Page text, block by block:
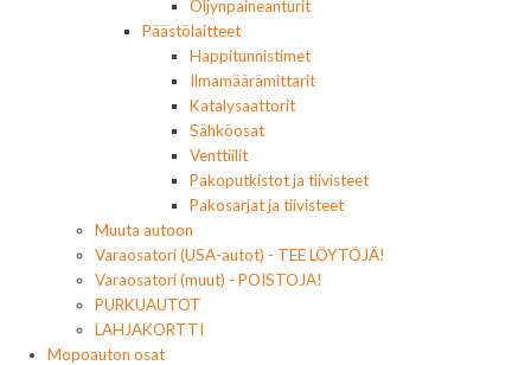
Öljynpaineanturit
Päästölaitteet
Happitunnistimet
Ilmamäärämittarit
Katalysaattorit
Sähköosat
Venttiilit
Pakoputkistot ja tiivisteet
Pakosarjat ja tiivisteet
Muuta autoon
Varaosatori (USA-autot) - TEE LÖYTÖJÄ!
Varaosatori (muut) - POISTOJA!
PURKUAUTOT
LAHJAKORTTI
Mopoauton osat